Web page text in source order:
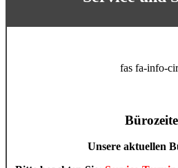
fas fa-info-
Unsere aktuellen